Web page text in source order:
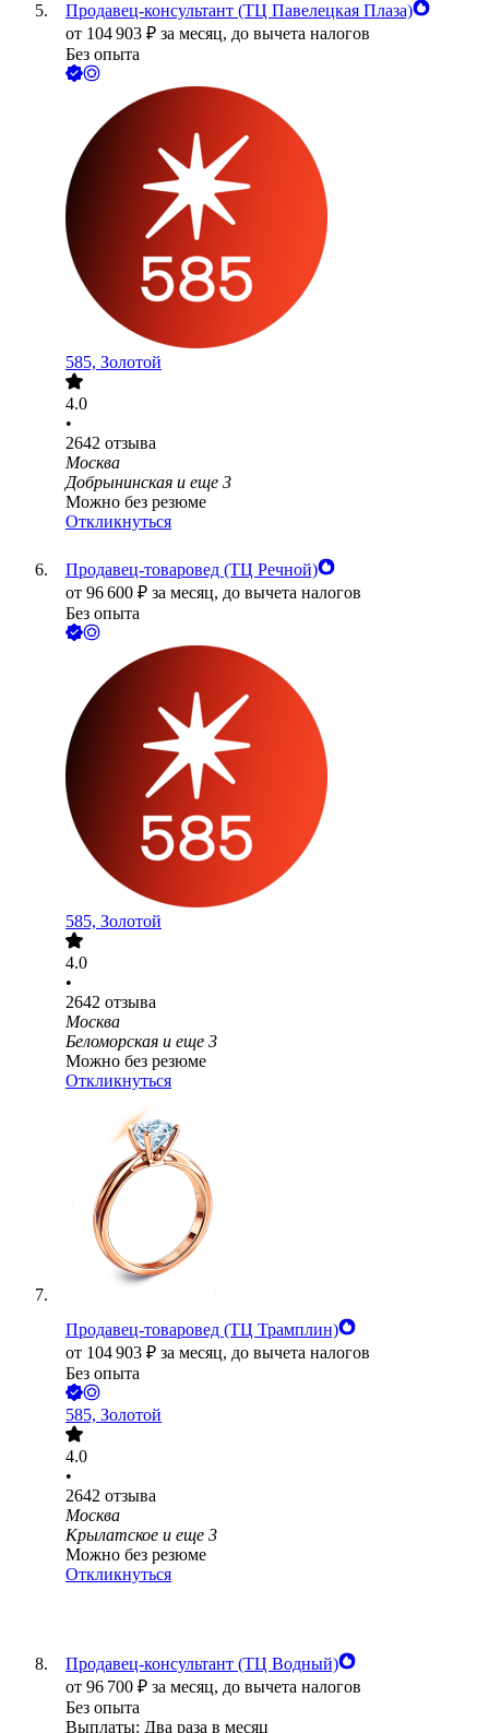
Продавец-консультант (ТЦ Павелецкая Плаза)
от 104 903 ₽ за месяц, до вычета налогов
Без опыта
585, Золотой
4.0
•
2642 отзыва
Москва
Добрынинская и еще 3
Можно без резюме
Откликнуться
Продавец-товаровед (ТЦ Речной)
от 96 600 ₽ за месяц, до вычета налогов
Без опыта
585, Золотой
4.0
•
2642 отзыва
Москва
Беломорская и еще 3
Можно без резюме
Откликнуться
Продавец-товаровед (ТЦ Трамплин)
от 104 903 ₽ за месяц, до вычета налогов
Без опыта
585, Золотой
4.0
•
2642 отзыва
Москва
Крылатское и еще 3
Можно без резюме
Откликнуться
Продавец-консультант (ТЦ Водный)
от 96 700 ₽ за месяц, до вычета налогов
Без опыта
Выплаты: Два раза в месяц